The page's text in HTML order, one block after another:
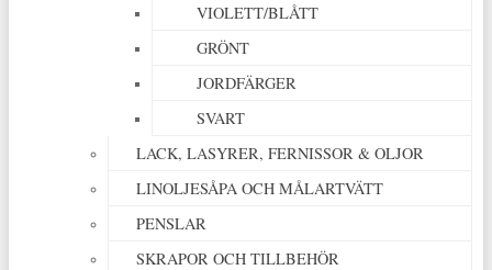
VIOLETT/BLÅTT
GRÖNT
JORDFÄRGER
SVART
LACK, LASYRER, FERNISSOR & OLJOR
LINOLJESÅPA OCH MÅLARTVÄTT
PENSLAR
SKRAPOR OCH TILLBEHÖR